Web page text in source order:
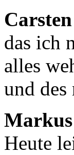
Carsten
das ich
alles
und
Heute